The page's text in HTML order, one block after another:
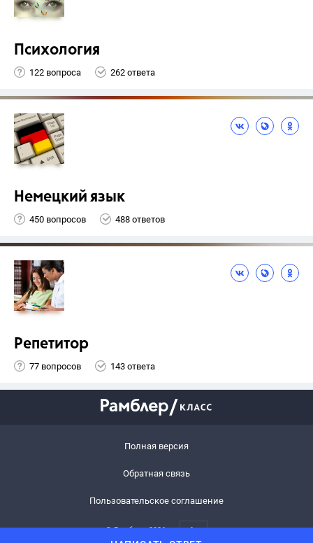
Психология
122 вопроса 262 ответа
Немецкий язык
450 вопросов 488 ответов
Репетитор
77 вопросов 143 ответа
Полная версия
Обратная связь
Пользовательское соглашение
© Рамблер,2026 6+